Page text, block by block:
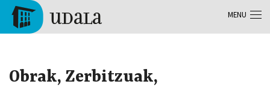
Aller au contenu principal
Obrak, Zerbitzuak,
MENU